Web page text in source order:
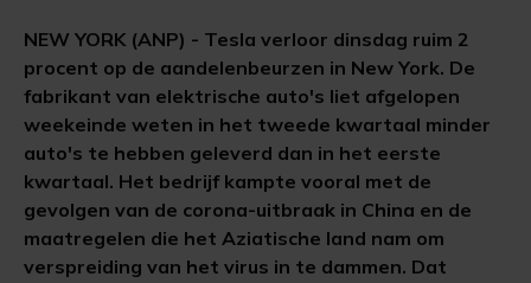
NEW YORK (ANP) - Tesla verloor dinsdag ruim 2
procent op de aandelenbeurzen in New York. De
fabrikant van elektrische auto's liet afgelopen
weekeinde weten in het tweede kwartaal minder
auto's te hebben geleverd dan in het eerste
kwartaal. Het bedrijf kampte vooral met de
gevolgen van de corona-uitbraak in China en de
maatregelen die het Aziatische land nam om
verspreiding van het virus in te dammen. Dat